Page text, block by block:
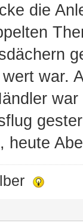
die
war.
heute